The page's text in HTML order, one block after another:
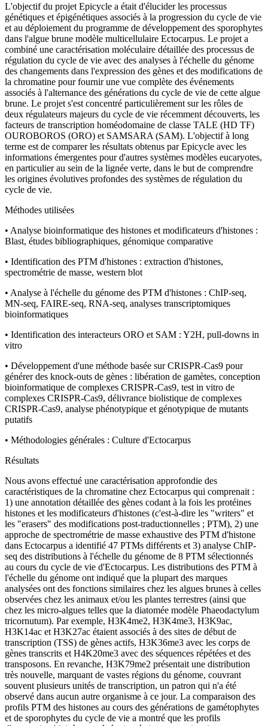
L'objectif du projet Epicycle a était d'élucider les processus
génétiques et épigénétiques associés à la progression du cycle de vie
et au déploiement du programme de développement des sporophytes
dans l'algue brune modèle multicellulaire Ectocarpus. Le projet a
combiné une caractérisation moléculaire détaillée des processus de
régulation du cycle de vie avec des analyses à l'échelle du génome
des changements dans l'expression des gènes et des modifications de
la chromatine pour fournir une vue complète des événements
associés à l'alternance des générations du cycle de vie de cette algue
brune. Le projet s'est concentré particulièrement sur les rôles de
deux régulateurs majeurs du cycle de vie récemment découverts, les
facteurs de transcription homéodomaine de classe TALE (HD TF)
OUROBOROS (ORO) et SAMSARA (SAM). L'objectif à long
terme est de comparer les résultats obtenus par Epicycle avec les
informations émergentes pour d'autres systèmes modèles eucaryotes,
en particulier au sein de la lignée verte, dans le but de comprendre
les origines évolutives profondes des systèmes de régulation du
cycle de vie.
Méthodes utilisées
• Analyse bioinformatique des histones et modificateurs d'histones :
Blast, études bibliographiques, génomique comparative
• Identification des PTM d'histones : extraction d'histones,
spectrométrie de masse, western blot
• Analyse à l'échelle du génome des PTM d'histones : ChIP-seq,
MN-seq, FAIRE-seq, RNA-seq, analyses transcriptomiques
bioinformatiques
• Identification des interacteurs ORO et SAM : Y2H, pull-downs in
vitro
• Développement d'une méthode basée sur CRISPR-Cas9 pour
générer des knock-outs de gènes : libération de gamètes, conception
bioinformatique de complexes CRISPR-Cas9, test in vitro de
complexes CRISPR-Cas9, délivrance biolistique de complexes
CRISPR-Cas9, analyse phénotypique et génotypique de mutants
putatifs
• Méthodologies générales : Culture d'Ectocarpus
Résultats
Nous avons effectué une caractérisation approfondie des
caractéristiques de la chromatine chez Ectocarpus qui comprenait :
1) une annotation détaillée des gènes codant à la fois les protéines
histones et les modificateurs d'histones (c'est-à-dire les "writers" et
les "erasers" des modifications post-traductionnelles ; PTM), 2) une
approche de spectrométrie de masse exhaustive des PTM d'histone
dans Ectocarpus a identifié 47 PTMs différents et 3) analyse ChIP-
seq des distributions à l'échelle du génome de 8 PTM sélectionnés
au cours du cycle de vie d'Ectocarpus. Les distributions des PTM à
l'échelle du génome ont indiqué que la plupart des marques
analysées ont des fonctions similaires chez les algues brunes à celles
observées chez les animaux et/ou les plantes terrestres (ainsi que
chez les micro-algues telles que la diatomée modèle Phaeodactylum
tricornutum). Par exemple, H3K4me2, H3K4me3, H3K9ac,
H3K14ac et H3K27ac étaient associés à des sites de début de
transcription (TSS) de gènes actifs, H3K36me3 avec les corps de
gènes transcrits et H4K20me3 avec des séquences répétées et des
transposons. En revanche, H3K79me2 présentait une distribution
très nouvelle, marquant de vastes régions du génome, couvrant
souvent plusieurs unités de transcription, un patron qui n'a été
observé dans aucun autre organisme à ce jour. La comparaison des
profils PTM des histones au cours des générations de gamétophytes
et de sporophytes du cycle de vie a montré que les profils